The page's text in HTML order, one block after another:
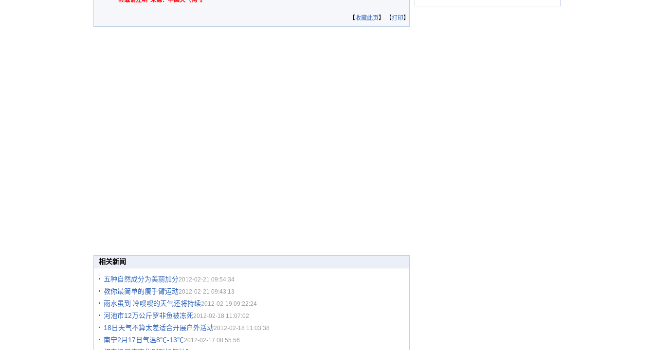
【收藏此页】 【打印】
相关新闻
五种自然成分为美丽加分2012-02-21 09:54:34
教你最简单的瘦手臂运动2012-02-21 09:43:13
雨水虽到 冷嗖嗖的天气还将持续2012-02-19 09:22:24
河池市12万公斤罗非鱼被冻死2012-02-18 11:07:02
18日天气不算太差适合开展户外活动2012-02-18 11:03:38
南宁2月17日气温8℃-13℃2012-02-17 08:55:56